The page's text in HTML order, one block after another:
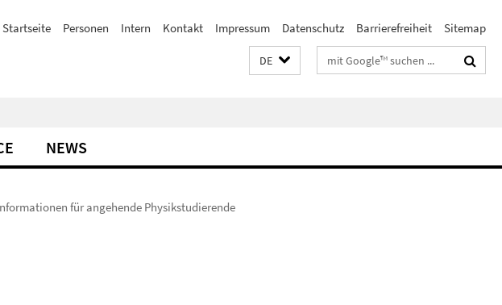
Startseite Personen Intern Kontakt Impressum Datenschutz Barrierefreiheit Sitemap
DE Suchbegriffe
NEWS
für angehende Physikstudierende